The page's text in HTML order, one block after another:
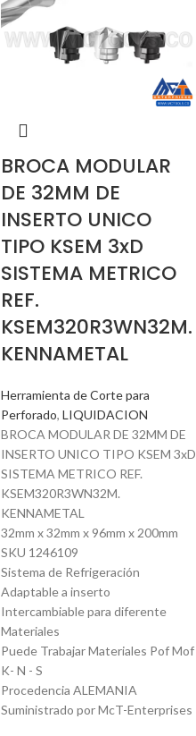
BROCA MODULAR
DE 32MM DE
INSERTO UNICO
TIPO KSEM 3xD
SISTEMA METRICO
REF.
KSEM320R3WN32M.
KENNAMETAL
Herramienta de Corte para
Perforado, LIQUIDACION
BROCA MODULAR DE 32MM DE
INSERTO UNICO TIPO KSEM 3xD
SISTEMA METRICO REF.
KSEM320R3WN32M.
KENNAMETAL
32mm x 32mm x 96mm x 200mm
SKU 1246109
Sistema de Refrigeración
Adaptable a inserto
Intercambiable para diferente
Materiales
Puede Trabajar Materiales Pof Mof
K- N - S
Procedencia ALEMANIA
Suministrado por McT-Enterprises